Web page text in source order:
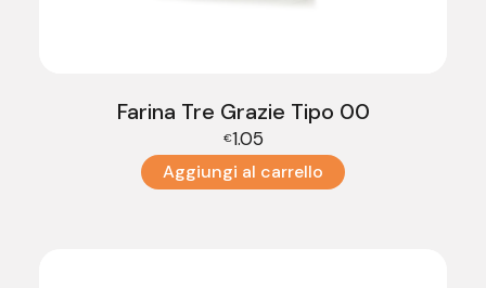
Farina Tre Grazie Tipo 00
€1.05
Aggiungi al carrello